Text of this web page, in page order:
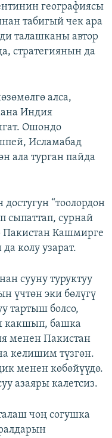
географиясы
табигый чек ара
талашканы автор
стратегиянын да
алса,
Индия
Ошондо
Исламабад
ала турган пайда
“тоолордон
сыпаттап, сурнай
Пакистан Кашмирге
колу узарат.
сууну туруктуу
үчтөн эки бөлүгү
тартыш болсо,
какшып, башка
менен Пакистан
келишим түзгөн.
менен көбөйүүдө.
азаяры калетсиз.
чоң согушка